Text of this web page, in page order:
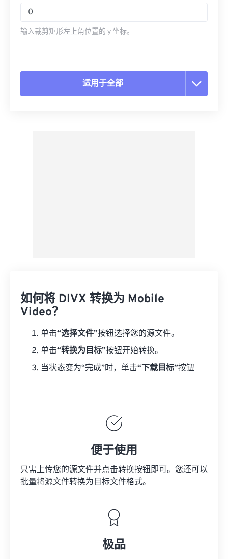
输入裁剪矩形左上角位置的 y 坐标。
适用于全部
如何将 DIVX 转换为 Mobile
Video？
单击“选择文件”按钮选择您的源文件。
单击“转换为目标”按钮开始转换。
当状态变为“完成”时，单击“下载目标”按钮
便于使用
只需上传您的源文件并点击转换按钮即可。您还可以
批量将源文件转换为目标文件格式。
极品